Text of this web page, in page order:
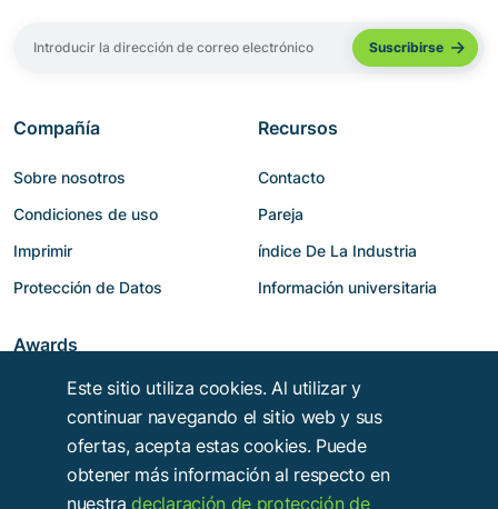
Compañía
Sobre nosotros
Condiciones de uso
Imprimir
Protección de Datos
Recursos
Contacto
Pareja
índice De La Industria
Información universitaria
Awards
Este sitio utiliza cookies. Al utilizar y
continuar navegando el sitio web y sus
ofertas, acepta estas cookies. Puede
obtener más información al respecto en
nuestradeclaración de protección de